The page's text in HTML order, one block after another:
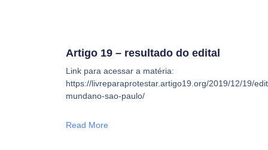
Artigo 19 – resultado do edital
Link para acessar a matéria:
https://livreparaprotestar.artigo19.org/2019/12/19/
mundano-sao-paulo/
Read More